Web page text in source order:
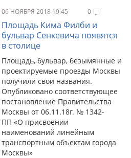
06 НОЯБРЯ 2018 19:45 0
Площадь Кима Филби и
бульвар Сенкевича появятся
в столице
Площадь, бульвар, безымянные и
проектируемые проезды Москвы
получили свои названия.
Опубликовано соответствующее
постановление Правительства
Москвы от 06.11.18г. № 1342-
ПП «О присвоении
наименований линейным
транспортным объектам города
Москвы»